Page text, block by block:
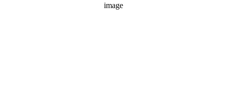
77 %